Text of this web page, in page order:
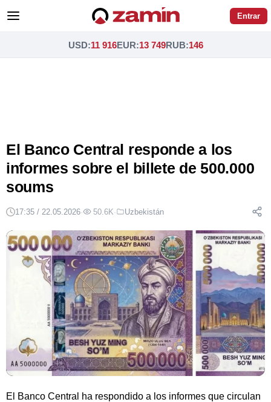
Entrar
USD:11 916EUR:13 749RUB:146
El Banco Central responde a los
informes sobre el billete de 500.000
soums
17:35 / 22.05.2026· 50.6K· Uzbekistán
El Banco Central ha respondido a los informes que circulan